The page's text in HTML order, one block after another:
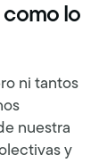
lo
ni tantos
nuestra
y